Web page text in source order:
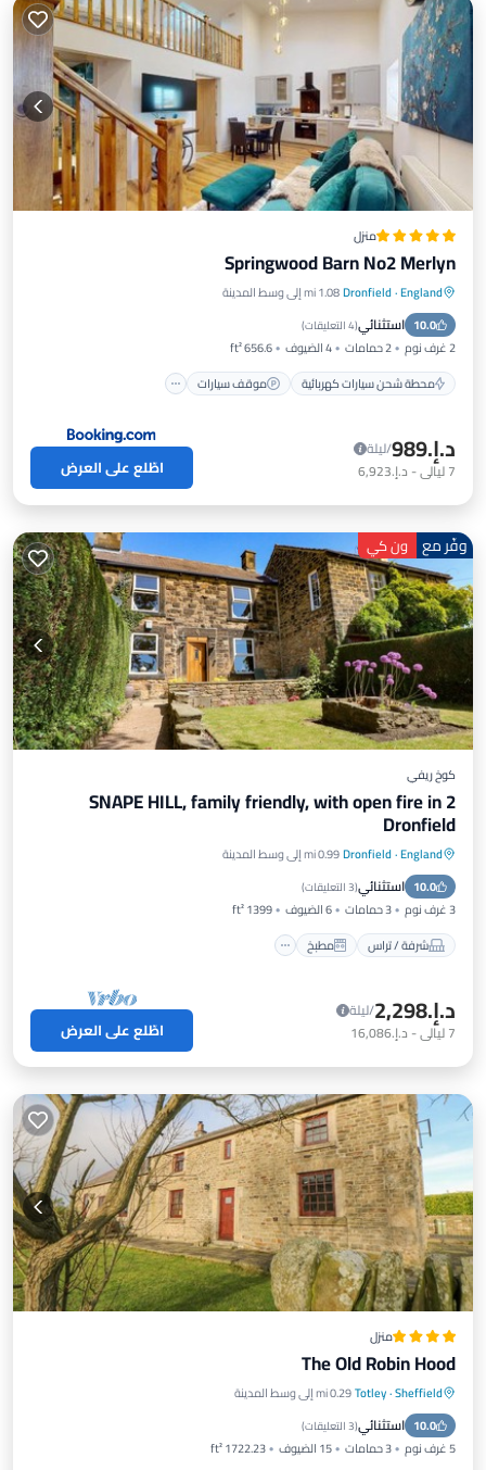
منزل
Springwood Barn No2 Merlyn
England
·
Dronfield1.08 mi إلى وسط المدينة
10.0 استثنائي(4 التعليقات )
2 غرف نوم 2 حمامات 4 الضيوف
656.6 ft²
محطة شحن سيارات كهربائية
موقف سيارات
محطة شحن سيارات كهربائية
شرفة / تراس
د.إ.‏989
/ليلة
7ليالي- د.إ.‏6,923 اطّلع على العرض
وفّر مع ون كي
كوخ ريفي
2 SNAPE HILL, family friendly, with open fire in
Dronfield
England
·
Dronfield0.99 mi إلى وسط المدينة
10.0 استثنائي(3 التعليقات )
3 غرف نوم 3 حمامات 6 الضيوف
1399 ft²
شرفة / تراس
مطبخ
شرفة / تراس مطبخ
مناسب للأطفال
د.إ.‏2,298
/ليلة
7ليالي- د.إ.‏16,086 اطّلع على العرض
منزل
The Old Robin Hood
Sheffield
·
Totley0.29 mi إلى وسط المدينة
10.0 استثنائي(3 التعليقات )
5 غرف نوم 3 حمامات 15 الضيوف 1722.23 ft²
موقف سيارات إطلالة
مناسب للحيوانات الأليفة